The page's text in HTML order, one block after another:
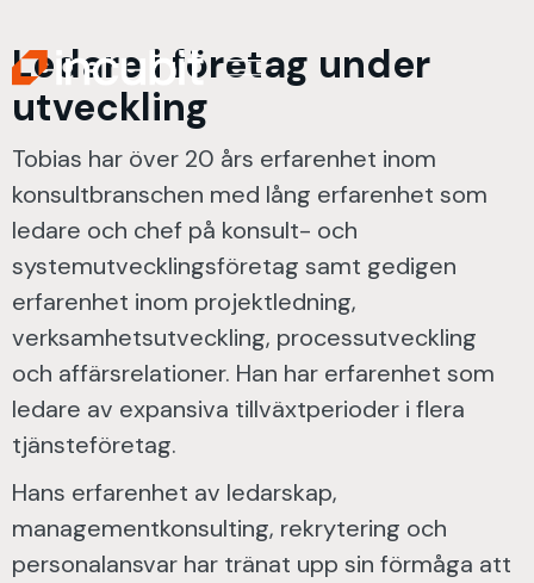
Ledare i företag under
utveckling
Tobias har över 20 års erfarenhet inom
konsultbranschen med lång erfarenhet som
ledare och chef på konsult- och
systemutvecklingsföretag samt gedigen
erfarenhet inom projektledning,
verksamhetsutveckling, processutveckling
och affärsrelationer. Han har erfarenhet som
ledare av expansiva tillväxtperioder i flera
tjänsteföretag.
Hans erfarenhet av ledarskap,
managementkonsulting, rekrytering och
personalansvar har tränat upp sin förmåga att